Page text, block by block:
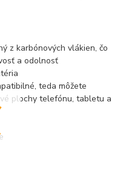
z karbónových vlákien, čo
a odolnosť
teda môžete
plochy telefónu, tabletu a